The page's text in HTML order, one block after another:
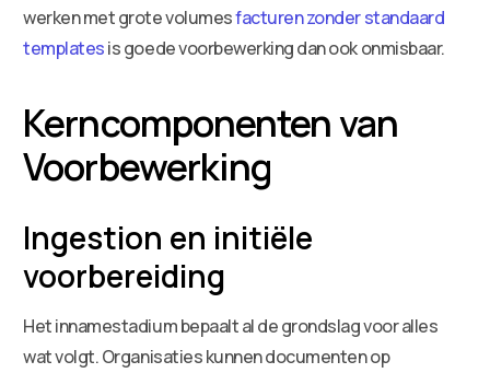
werken met grote volumesfacturen zonder standaard
templatesis goede voorbewerking dan ook onmisbaar.
Kerncomponenten van
Voorbewerking
Ingestion en initiële
voorbereiding
Het innamestadium bepaalt al de grondslag voor alles
wat volgt. Organisaties kunnen documenten op